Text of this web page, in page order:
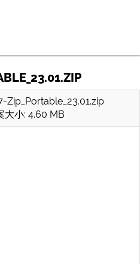
Zip_Portable_23.01.zip
大小: 4.60 MB